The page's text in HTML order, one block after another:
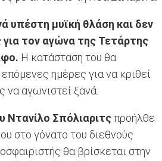
υπέστη μυϊκή θλάση και δεν
για τον αγώνα της Τετάρτης
Η κατάσταση του θα
ημέρες για να κριθεί
να αγωνιστεί ξανά.
Ντανίλο Σπόλιαριτςπροήλθε
στο γόνατο του διεθνούς
θα βρίσκεται στην